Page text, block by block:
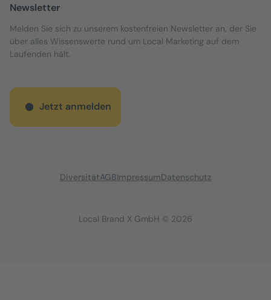
Newsletter
Melden Sie sich zu unserem kostenfreien Newsletter an, der Sie
über alles Wissenswerte rund um Local Marketing auf dem
Laufenden hält.
Jetzt anmelden
Local Brand X GmbH © 2026
DiversitätAGBImpressumDatenschutz